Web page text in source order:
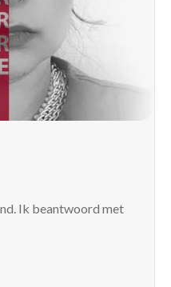
Ik beantwoord met